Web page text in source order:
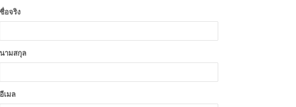
ชื่อจริง
นามสกุล
อีเมล